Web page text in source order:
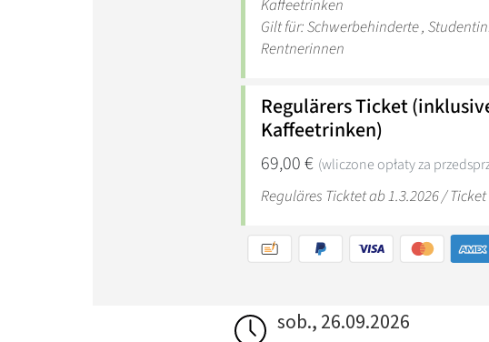
sob., 26.09.2026